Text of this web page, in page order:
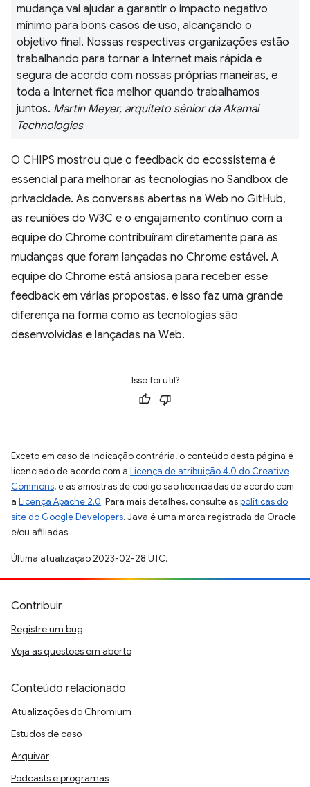
mudança vai ajudar a garantir o impacto negativo
mínimo para bons casos de uso, alcançando o
objetivo final. Nossas respectivas organizações estão
trabalhando para tornar a Internet mais rápida e
segura de acordo com nossas próprias maneiras, e
toda a Internet fica melhor quando trabalhamos
juntos. Martin Meyer, arquiteto sênior da Akamai
Technologies
O CHIPS mostrou que o feedback do ecossistema é
essencial para melhorar as tecnologias no Sandbox de
privacidade. As conversas abertas na Web no GitHub,
as reuniões do W3C e o engajamento contínuo com a
equipe do Chrome contribuíram diretamente para as
mudanças que foram lançadas no Chrome estável. A
equipe do Chrome está ansiosa para receber esse
feedback em várias propostas, e isso faz uma grande
diferença na forma como as tecnologias são
desenvolvidas e lançadas na Web.
Isso foi útil?
Exceto em caso de indicação contrária, o conteúdo desta página é
licenciado de acordo com a Licença de atribuição 4.0 do Creative
Commons, e as amostras de código são licenciadas de acordo com
a Licença Apache 2.0. Para mais detalhes, consulte aspolíticas do
site do Google Developers. Java é uma marca registrada da Oracle
e/ou afiliadas.
Última atualização 2023-02-28 UTC.
Contribuir
Registre um bug
Veja as questões em aberto
Conteúdo relacionado
Atualizações do Chromium
Estudos de caso
Arquivar
Podcasts e programas